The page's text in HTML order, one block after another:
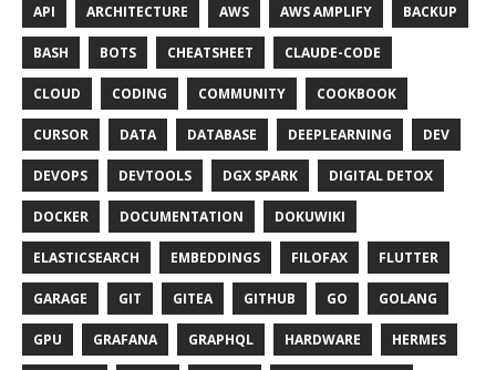
API ARCHITECTURE AWS AWS AMPLIFY BACKUP
BASH BOTS CHEATSHEET CLAUDE-CODE
CLOUD CODING COMMUNITY COOKBOOK
CURSOR DATA DATABASE DEEPLEARNING DEV
DEVOPS DEVTOOLS DGX SPARK DIGITAL DETOX
DOCKER DOCUMENTATION DOKUWIKI
ELASTICSEARCH EMBEDDINGS FILOFAX FLUTTER
GARAGE GIT GITEA GITHUB GO GOLANG
GPU GRAFANA GRAPHQL HARDWARE HERMES